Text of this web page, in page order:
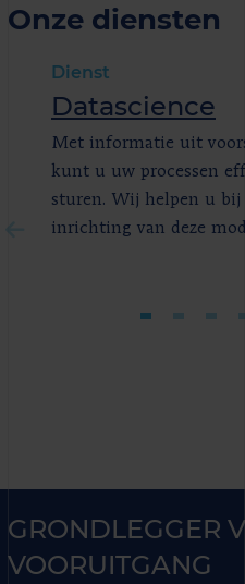
Onze diensten
Dienst
Datascience
Met informatie uit
kunt u uw processen
sturen. Wij helpen u
inrichting van deze
GRONDLEGGER
VOORUITGANG